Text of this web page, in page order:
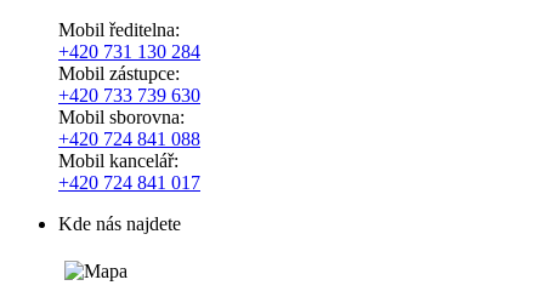
Mobil ředitelna:
+420 731 130 284
Mobil zástupce:
+420 733 739 630
Mobil sborovna:
+420 724 841 088
Mobil kancelář:
+420 724 841 017
Kde nás najdete